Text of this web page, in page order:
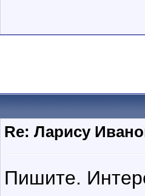
Re: Ларису
Пишите.